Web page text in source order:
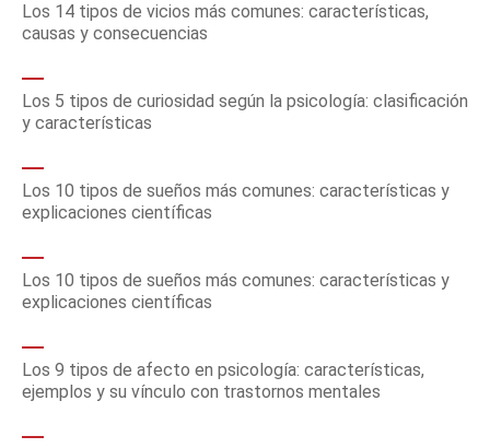
Los 14 tipos de vicios más comunes: características,
causas y consecuencias
Los 5 tipos de curiosidad según la psicología: clasificación
y características
Los 10 tipos de sueños más comunes: características y
explicaciones científicas
Los 10 tipos de sueños más comunes: características y
explicaciones científicas
Los 9 tipos de afecto en psicología: características,
ejemplos y su vínculo con trastornos mentales